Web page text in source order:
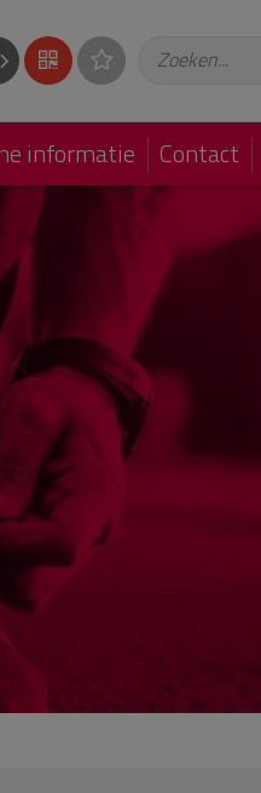
Zoeken...
informatie Contact